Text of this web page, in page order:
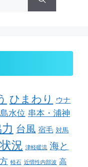
ひまわり
ウナ
水位 串本・浦神
台風 宿毛 対馬
況 津軽暖流 海と
軽石 近慣性内部波 高